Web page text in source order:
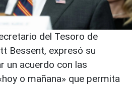
del Tesoro de
Bessent, expresó su
un acuerdo con las
o mañana» que permita